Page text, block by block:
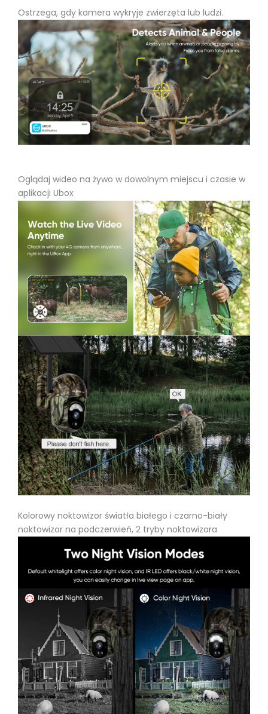
Ostrzega, gdy kamera wykryje zwierzęta lub ludzi.
Oglądaj wideo na żywo w dowolnym miejscu i czasie w
aplikacji Ubox
Kolorowy noktowizor światła białego i czarno-biały
noktowizor na podczerwień, 2 tryby noktowizora